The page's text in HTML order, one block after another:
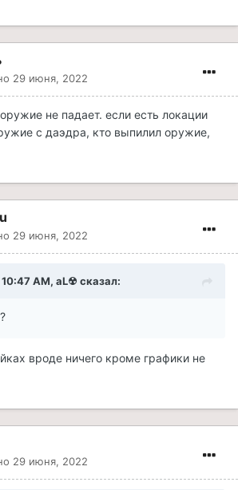
бэд. Также комбинировал её с
экрана полноэкранное/окно/
никаких не было.
в этой теме ничего похожего не
29 июня, 2022
не падает. если есть локации
с даэдра, кто выпилил оружие,
29 июня, 2022
AM, aL☢ сказал:
вроде ничего кроме графики не
29 июня, 2022